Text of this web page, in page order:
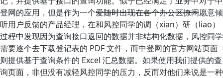
登网的应用，但是作为一个爱随时出现在各个办公区撩闲愿意倾
听用户反馈的产品经理，在和风控同学的调（xian）研（liao）
过程中发现因为查询接口返回的数据并非结构化数据，风控同学
需要逐个去下载登记表的 PDF 文件，而中登网的官方网站页面
则提供基于查询条件的 Excel 汇总数据。如果使用我们提供的查
询页面，非但没有减轻风控同学的压力，反而对他们来说是一种